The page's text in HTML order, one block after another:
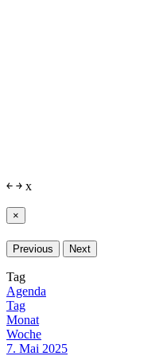
￩ ￫ x
×
Previous Next
Tag
Agenda
Tag
Monat
Woche
7. Mai 2025